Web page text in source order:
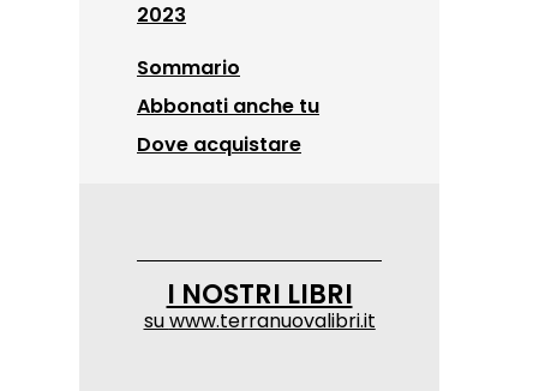
Sommario
Abbonati anche tu
Dove acquistare
I NOSTRI LIBRI
suwww.terranuovalibri.it